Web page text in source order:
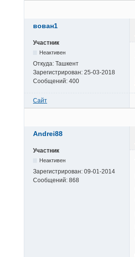
вован1
Участник
Неактивен
Откуда: Ташкент
Зарегистрирован: 25-03-2018
Сообщений: 400
Сайт
Andrei88
Участник
Неактивен
Зарегистрирован: 09-01-2014
Сообщений: 868